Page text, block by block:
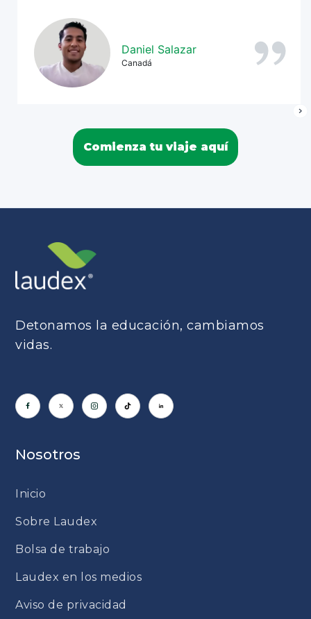
Daniel Salazar
Canadá
Comienza tu viaje aquí
Detonamos la educación, cambiamos
vidas.
Nosotros
Inicio
Sobre Laudex
Bolsa de trabajo
Laudex en los medios
Aviso de privacidad